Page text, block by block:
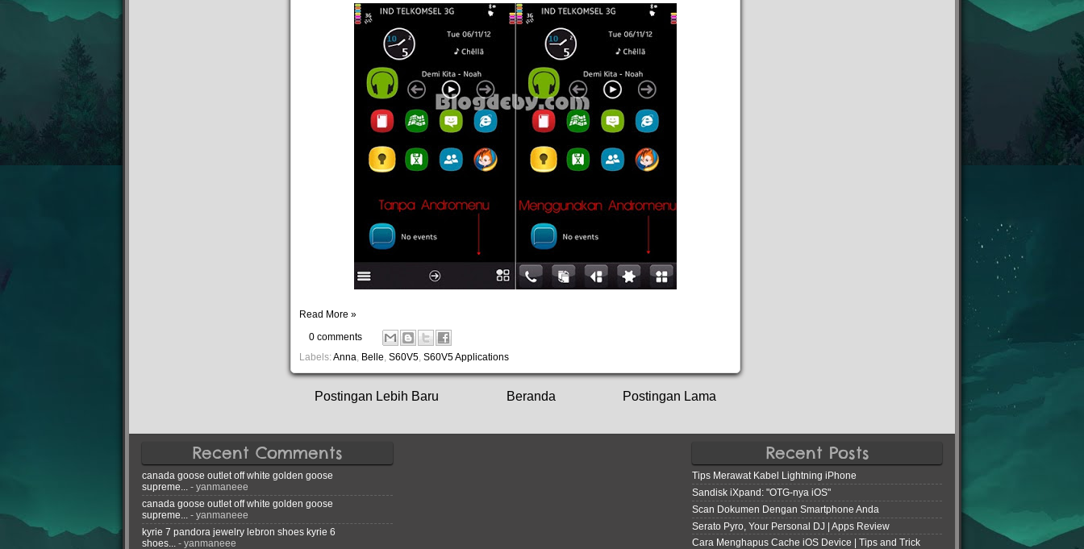
Read More »
0 comments
Labels:Anna Belle S60V5 S60V5 Applications
Postingan Lebih Baru Postingan Lama
Beranda
Recent Comments
canada goose outlet off white golden goose
supreme...
- yanmaneee
canada goose outlet off white golden goose
supreme...
- yanmaneee
kyrie 7 pandora jewelry lebron shoes kyrie 6
shoes...
- yanmaneee
Recent Posts
Tips Merawat Kabel Lightning iPhone
Sandisk iXpand: "OTG-nya iOS"
Scan Dokumen Dengan Smartphone Anda
Serato Pyro, Your Personal DJ | Apps Review
Cara Menghapus Cache iOS Device | Tips and Trick